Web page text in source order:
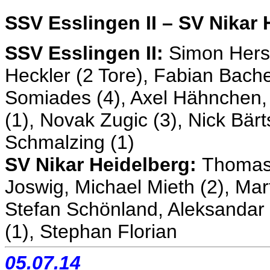
SSV Esslingen II – SV Nikar
SSV Esslingen II: Simon
Heckler (2 Tore), Fabian
Somiades (4), Axel
(1), Novak Zugic (3), Nick
Schmalzing (1)
SV Nikar Heidelberg:
Joswig, Michael Mieth (2),
Stefan Schönland,
(1), Stephan Florian
05.07.14